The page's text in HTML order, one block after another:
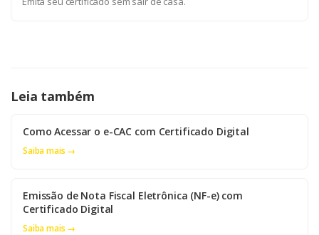
Leia também
Como Acessar o e-CAC com Certificado Digital
Saiba mais →
Emissão de Nota Fiscal Eletrônica (NF-e) com
Certificado Digital
Saiba mais →